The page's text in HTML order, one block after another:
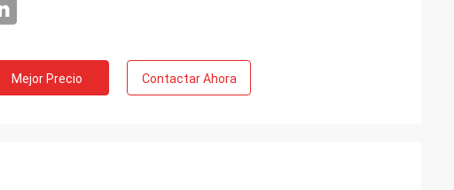
Mejor Precio Contactar Ahora